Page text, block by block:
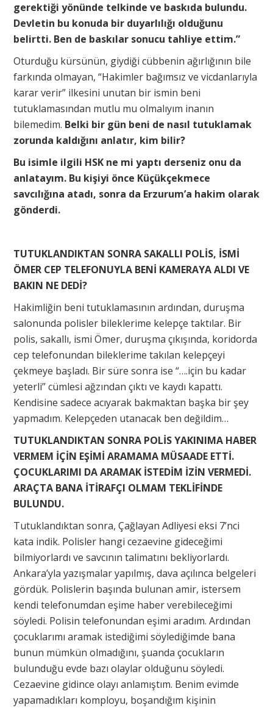
gerektiği yönünde telkinde ve baskıda bulundu.
Devletin bu konuda bir duyarlılığı olduğunu
belirtti. Ben de baskılar sonucu tahliye ettim.”
Oturduğu kürsünün, giydiği cübbenin ağırlığının bile
farkında olmayan, “Hakimler bağımsız ve vicdanlarıyla
karar verir” ilkesini unutan bir ismin beni
tutuklamasından mutlu mu olmalıyım inanın
bilemedim. Belki bir gün beni de nasıl tutuklamak
zorunda kaldığını anlatır, kim bilir?
Bu isimle ilgili HSK ne mi yaptı derseniz onu da
anlatayım. Bu kişiyi önce Küçükçekmece
savcılığına atadı, sonra da Erzurum’a hakim olarak
gönderdi.
TUTUKLANDIKTAN SONRA SAKALLI POLİS, İSMİ
ÖMER CEP TELEFONUYLA BENİ KAMERAYA ALDI VE
BAKIN NE DEDİ?
Hakimliğin beni tutuklamasının ardından, duruşma
salonunda polisler bileklerime kelepçe taktılar. Bir
polis, sakallı, ismi Ömer, duruşma çıkışında, koridorda
cep telefonundan bileklerime takılan kelepçeyi
çekmeye başladı. Bir süre sonra ise “….için bu kadar
yeterli” cümlesi ağzından çıktı ve kaydı kapattı.
Kendisine sadece acıyarak bakmaktan başka bir şey
yapmadım. Kelepçeden utanacak ben değildim…
TUTUKLANDIKTAN SONRA POLİS YAKINIMA HABER
VERMEM İÇİN EŞİMİ ARAMAMA MÜSAADE ETTİ.
ÇOCUKLARIMI DA ARAMAK İSTEDİM İZİN VERMEDİ.
ARAÇTA BANA İTİRAFÇI OLMAM TEKLİFİNDE
BULUNDU.
Tutuklandıktan sonra, Çağlayan Adliyesi eksi 7’nci
kata indik. Polisler hangi cezaevine gideceğimi
bilmiyorlardı ve savcının talimatını bekliyorlardı.
Ankara’yla yazışmalar yapılmış, dava açılınca belgeleri
gördük. Polislerin başında bulunan amir, istersem
kendi telefonumdan eşime haber verebileceğimi
söyledi. Polisin telefonundan eşimi aradım. Ardından
çocuklarımı aramak istediğimi söylediğimde bana
bunun mümkün olmadığını, şuanda çocukların
bulunduğu evde bazı olaylar olduğunu söyledi.
Cezaevine gidince olayı anlamıştım. Benim evimde
yapamadıkları komployu, boşandığım kişinin